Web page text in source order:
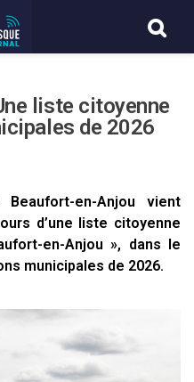
liste citoyenne
de 2026
en-Anjou vient
d’une liste citoyenne
en-Anjou », dans le
municipales de 2026.